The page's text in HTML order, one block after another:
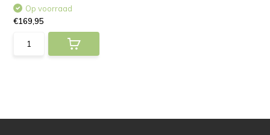
Op voorraad
€169,95